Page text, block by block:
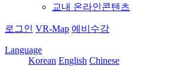
교내 온라인콘텐츠
로그인 VR-Map 예비수강
Language
Korean English Chinese